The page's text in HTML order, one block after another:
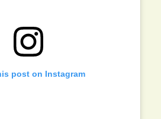
post on Instagram